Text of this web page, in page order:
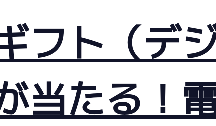
フト（デ
当たる！